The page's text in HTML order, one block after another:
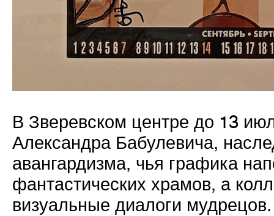
В Зверевском центре до 13
Александра Бабулевича,
авангардизма, чья графика
фантастических храмов, а
визуальные диалоги мудрецов.